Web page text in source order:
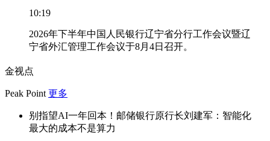
10:19
2026年下半年中国人民银行辽宁省分行工作会议暨辽
宁省外汇管理工作会议于8月4日召开。
金视点
Peak Point 更多
别指望AI一年回本！邮储银行原行长刘建军：智能化
最大的成本不是算力